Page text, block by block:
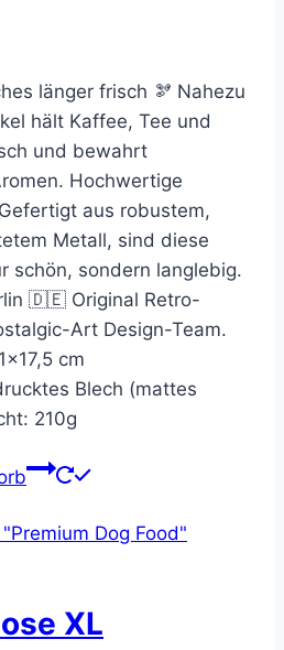
länger frisch 🫘 Nahezu
hält Kaffee, Tee und
und bewahrt
Hochwertige
aus robustem,
Metall, sind diese
schön, sondern langlebig.
🇩🇪 Original Retro-
Art Design-Team.
cm
Blech (mattes
210g
XL